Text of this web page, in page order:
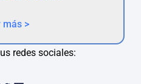
más >
redes sociales: